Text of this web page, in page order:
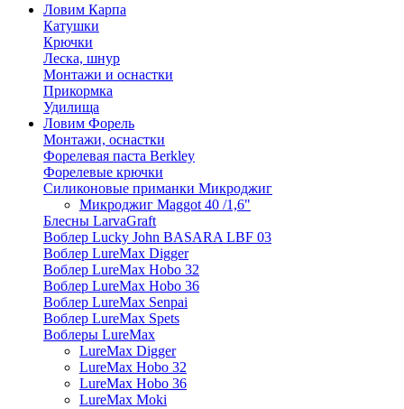
Ловим Карпа
Катушки
Крючки
Леска, шнур
Монтажи и оснастки
Прикормка
Удилища
Ловим Форель
Монтажи, оснастки
Форелевая паста Berkley
Форелевые крючки
Силиконовые приманки Микроджиг
Микроджиг Maggot 40 /1,6"
Блесны LarvaGraft
Воблер Lucky John BASARA LBF 03
Воблер LureMax Digger
Воблер LureMax Hobo 32
Воблер LureMax Hobo 36
Воблер LureMax Senpai
Воблер LureMax Spets
Воблеры LureMax
LureMax Digger
LureMax Hobo 32
LureMax Hobo 36
LureMax Moki